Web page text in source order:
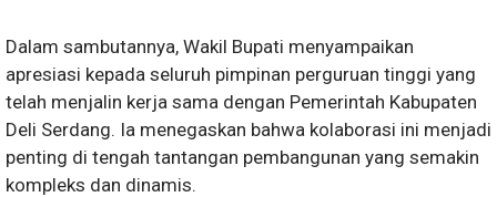
Dalam sambutannya, Wakil Bupati menyampaikan
apresiasi kepada seluruh pimpinan perguruan tinggi yang
telah menjalin kerja sama dengan Pemerintah Kabupaten
Deli Serdang. Ia menegaskan bahwa kolaborasi ini menjadi
penting di tengah tantangan pembangunan yang semakin
kompleks dan dinamis.